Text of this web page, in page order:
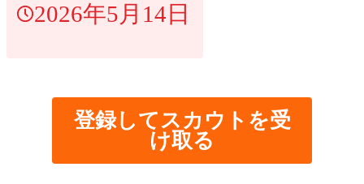
2026年5月14日
登録してスカウトを受
け取る